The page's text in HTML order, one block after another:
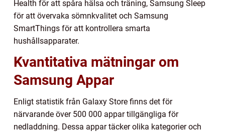
Health för att spåra hälsa och träning, Samsung Sleep
för att övervaka sömnkvalitet och Samsung
SmartThings för att kontrollera smarta
hushållsapparater.
Kvantitativa mätningar om
Samsung Appar
Enligt statistik från Galaxy Store finns det för
närvarande över 500 000 appar tillgängliga för
nedladdning. Dessa appar täcker olika kategorier och